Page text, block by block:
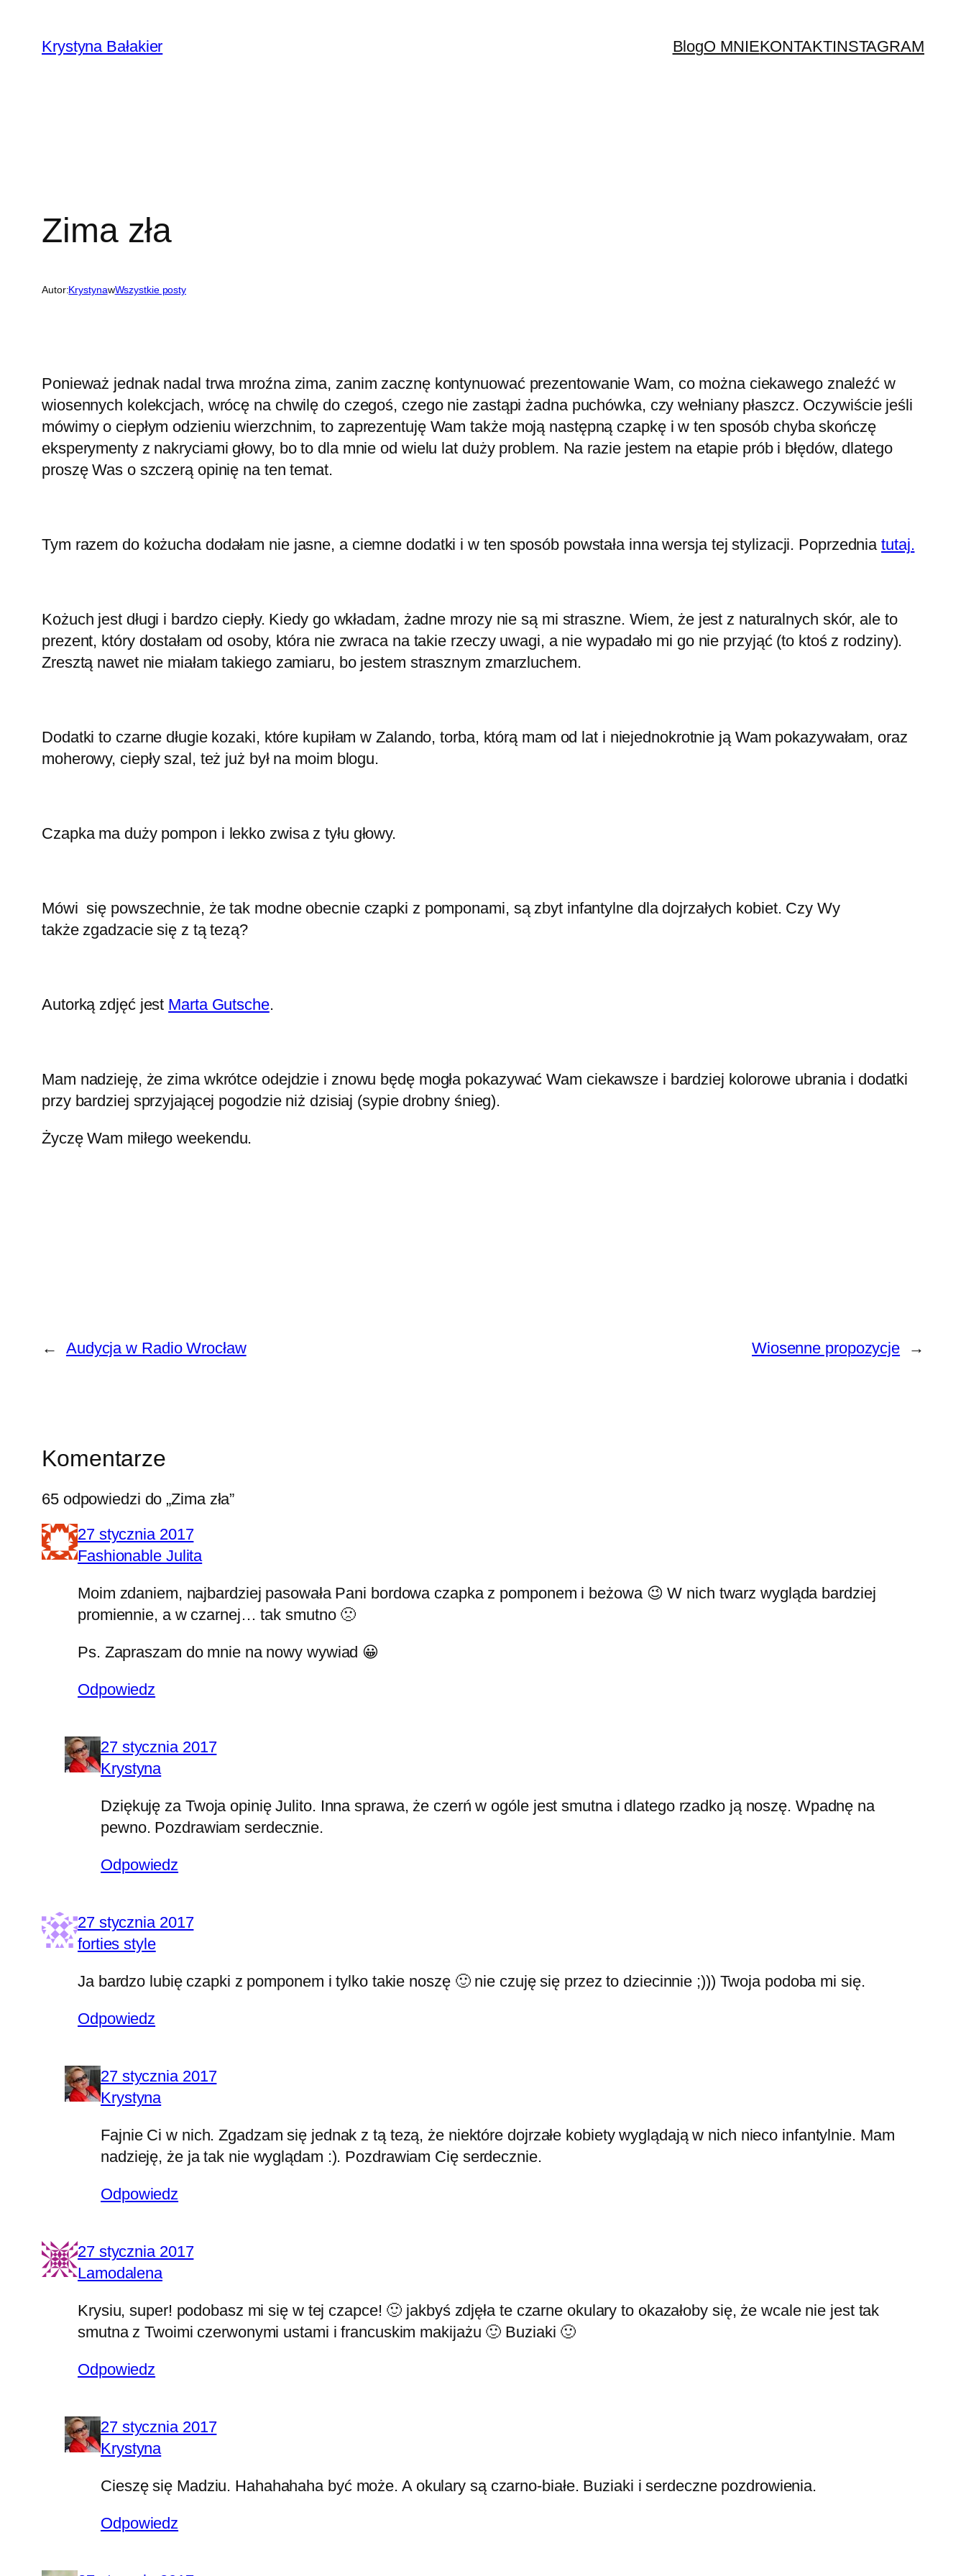
treści
Krystyna Bałakier BlogO MNIEKONTAKTINSTAGRAM
Zima zła
Autor:KrystynawWszystkie posty
Ponieważ jednak nadal trwa mroźna zima, zanim zacznę kontynuować prezentowanie Wam, co można ciekawego znaleźć w
wiosennych kolekcjach, wrócę na chwilę do czegoś, czego nie zastąpi żadna puchówka, czy wełniany płaszcz. Oczywiście jeśli
mówimy o ciepłym odzieniu wierzchnim, to zaprezentuję Wam także moją następną czapkę i w ten sposób chyba skończę
eksperymenty z nakryciami głowy, bo to dla mnie od wielu lat duży problem. Na razie jestem na etapie prób i błędów, dlatego
proszę Was o szczerą opinię na ten temat.
Tym razem do kożucha dodałam nie jasne, a ciemne dodatki i w ten sposób powstała inna wersja tej stylizacji. Poprzedniatutaj.
Kożuch jest długi i bardzo ciepły. Kiedy go wkładam, żadne mrozy nie są mi straszne. Wiem, że jest z naturalnych skór, ale to
prezent, który dostałam od osoby, która nie zwraca na takie rzeczy uwagi, a nie wypadało mi go nie przyjąć (to ktoś z rodziny).
Zresztą nawet nie miałam takiego zamiaru, bo jestem strasznym zmarzluchem.
Dodatki to czarne długie kozaki, które kupiłam w Zalando, torba, którą mam od lat i niejednokrotnie ją Wam pokazywałam, oraz
moherowy, ciepły szal, też już był na moim blogu.
Czapka ma duży pompon i lekko zwisa z tyłu głowy.
Mówi się powszechnie, że tak modne obecnie czapki z pomponami, są zbyt infantylne dla dojrzałych kobiet. Czy Wy
także zgadzacie się z tą tezą?
Autorką zdjęć jest Marta Gutsche.
Mam nadzieję, że zima wkrótce odejdzie i znowu będę mogła pokazywać Wam ciekawsze i bardziej kolorowe ubrania i dodatki
przy bardziej sprzyjającej pogodzie niż dzisiaj (sypie drobny śnieg).
Życzę Wam miłego weekendu.
← Audycja w Radio Wrocław Wiosenne propozycje →
Komentarze
65 odpowiedzi do „Zima zła”
27 stycznia 2017
Fashionable Julita
Moim zdaniem, najbardziej pasowała Pani bordowa czapka z pomponem i beżowa 😉 W nich twarz wygląda bardziej
promiennie, a w czarnej… tak smutno 🙁
Ps. Zapraszam do mnie na nowy wywiad 😀
Odpowiedz
27 stycznia 2017
Krystyna
Dziękuję za Twoja opinię Julito. Inna sprawa, że czerń w ogóle jest smutna i dlatego rzadko ją noszę. Wpadnę na
pewno. Pozdrawiam serdecznie.
Odpowiedz
27 stycznia 2017
forties style
Ja bardzo lubię czapki z pomponem i tylko takie noszę 🙂 nie czuję się przez to dziecinnie ;))) Twoja podoba mi się.
Odpowiedz
27 stycznia 2017
Krystyna
Fajnie Ci w nich. Zgadzam się jednak z tą tezą, że niektóre dojrzałe kobiety wyglądają w nich nieco infantylnie. Mam
nadzieję, że ja tak nie wyglądam :). Pozdrawiam Cię serdecznie.
Odpowiedz
27 stycznia 2017
Lamodalena
Krysiu, super! podobasz mi się w tej czapce! 🙂 jakbyś zdjęła te czarne okulary to okazałoby się, że wcale nie jest tak
smutna z Twoimi czerwonymi ustami i francuskim makijażu 🙂 Buziaki 🙂
Odpowiedz
27 stycznia 2017
Krystyna
Cieszę się Madziu. Hahahahaha być może. A okulary są czarno-białe. Buziaki i serdeczne pozdrowienia.
Odpowiedz